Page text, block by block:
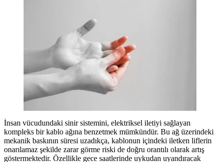
İnsan vücudundaki sinir sistemini, elektriksel iletiyi sağlayan
kompleks bir kablo ağına benzetmek mümkündür. Bu ağ üzerindeki
mekanik baskının süresi uzadıkça, kablonun içindeki iletken liflerin
onarılamaz şekilde zarar görme riski de doğru orantılı olarak artış
göstermektedir. Özellikle gece saatlerinde uykudan uyandıracak